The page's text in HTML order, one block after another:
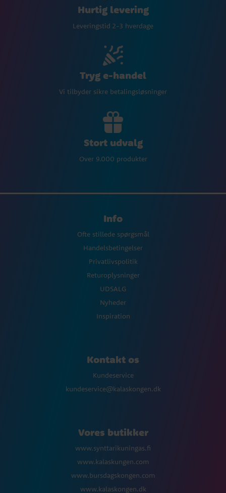
Hurtig levering
Leveringstid 2-3 hverdage
Tryg e-handel
Vi tilbyder sikre betalingsløsninger
Stort udvalg
Over 9.000 produkter
Info
Ofte stillede spørgsmål
Handelsbetingelser
Privatlivspolitik
Returoplysninger
UDSALG
Nyheder
Inspiration
Kontakt os
Kundeservice
kundeservice@kalaskongen.dk
Vores butikker
www.synttarikuningas.fi
www.kalaskungen.com
www.bursdagskongen.com
www.kalaskongen.dk